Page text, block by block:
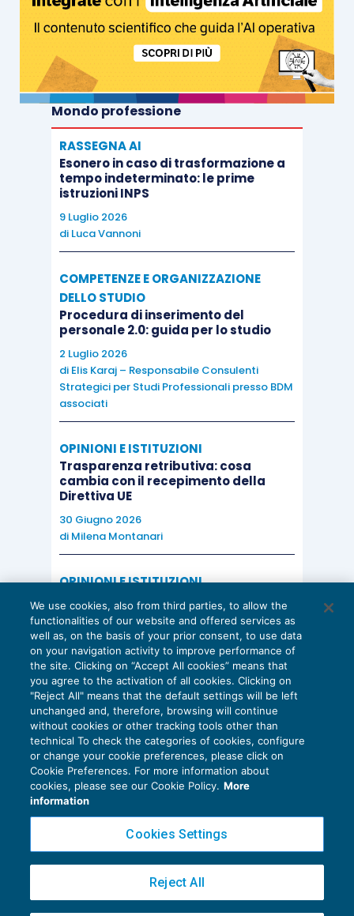
Mondo professione
RASSEGNA AI
Esonero in caso di trasformazione a
tempo indeterminato: le prime
istruzioni INPS
9 Luglio 2026
di Luca Vannoni
COMPETENZE E ORGANIZZAZIONE
DELLO STUDIO
Procedura di inserimento del
personale 2.0: guida per lo studio
2 Luglio 2026
di Elis Karaj – Responsabile Consulenti
Strategici per Studi Professionali presso BDM
associati
OPINIONI E ISTITUZIONI
Trasparenza retributiva: cosa
cambia con il recepimento della
Direttiva UE
30 Giugno 2026
di Milena Montanari
OPINIONI E ISTITUZIONI
Valorizzare il potenziale dello Studio:
una riflessione sul futuro della
consulenza del lavoro
15 Giugno 2026
di Milena Montanari
Privacy Policy
Cookie Policy
Copyright 2016 ©Gruppo Euroconference S.p.A.v2.32.4
Piazza Luigi Einaudi, 10N01 - 20124 Milano - info@ecnews.it
We use cookies, also from third parties, to allow the
functionalities of our website and offered services as
well as, on the basis of your prior consent, to use data
on your navigation activity to improve performance of
the site. Clicking on “Accept All cookies” means that
you agree to the activation of all cookies. Clicking on
"Reject All" means that the default settings will be left
unchanged and, therefore, browsing will continue
without cookies or other tracking tools other than
technical To check the categories of cookies, configure
or change your cookie preferences, please click on
Cookie Preferences. For more information about
cookies, please see our Cookie Policy. More
information
Cookies Settings
Reject All